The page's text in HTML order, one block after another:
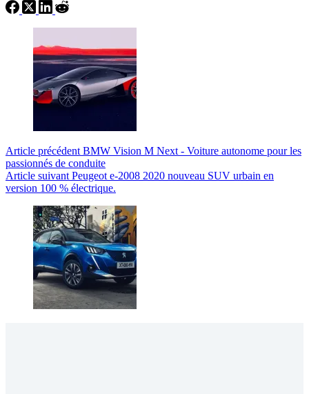
Article précédent BMW Vision M Next - Voiture autonome pour les
passionnés de conduite
Article suivant Peugeot e-2008 2020 nouveau SUV urbain en
version 100 % électrique.